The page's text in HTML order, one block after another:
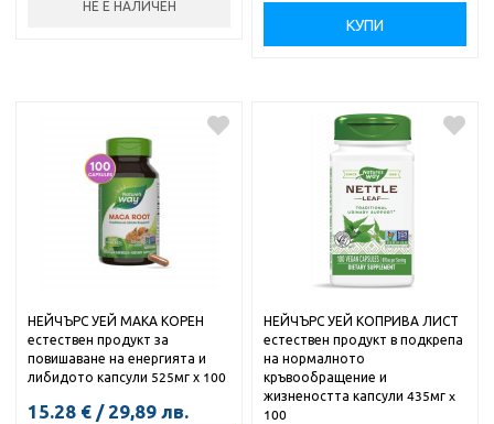
НЕ Е НАЛИЧЕН
КУПИ
НЕЙЧЪРС УЕЙ МАКА КОРЕН
естествен продукт за
повишаване на енергията и
либидото капсули 525мг х 100
15.28 € / 29,89 лв.
НЕЙЧЪРС УЕЙ КОПРИВА ЛИСТ
естествен продукт в подкрепа
на нормалното
кръвообращение и
жизнеността капсули 435мг x
100